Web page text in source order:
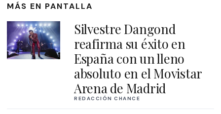
MÁS EN PANTALLA
Silvestre Dangond
reafirma su éxito en
España con un lleno
absoluto en el Movistar
Arena de Madrid
REDACCIÓN CHANCE